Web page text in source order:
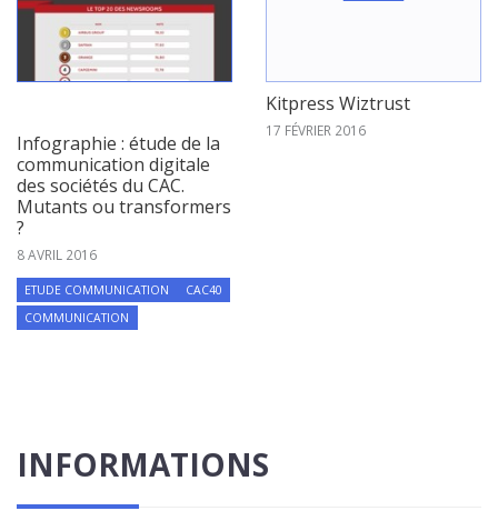
Infographie : étude de la
communication digitale
des sociétés du CAC.
Mutants ou transformers
?
8 AVRIL 2016
ETUDE COMMUNICATION
CAC40
COMMUNICATION
Kitpress Wiztrust
17 FÉVRIER 2016
INFORMATIONS